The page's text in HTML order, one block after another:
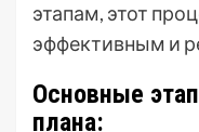
этапам, этот
эффективным и
Основные
плана: